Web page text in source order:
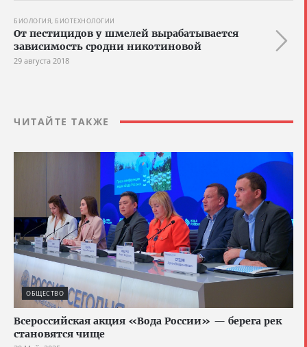
БИОЛОГИЯ, БИОТЕХНОЛОГИИ
От пестицидов у шмелей вырабатывается
зависимость сродни никотиновой
29 августа 2018
ЧИТАЙТЕ ТАКЖЕ
ОБЩЕСТВО
Всероссийская акция «Вода России» — берега рек
становятся чище